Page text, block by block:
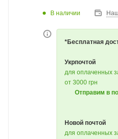
В наличии
*Бесплатная
Укрпочтой
для оплаченных
от 3000 грн
Отправим в
Новой почтой
для оплаченных